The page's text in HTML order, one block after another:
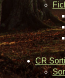
CR